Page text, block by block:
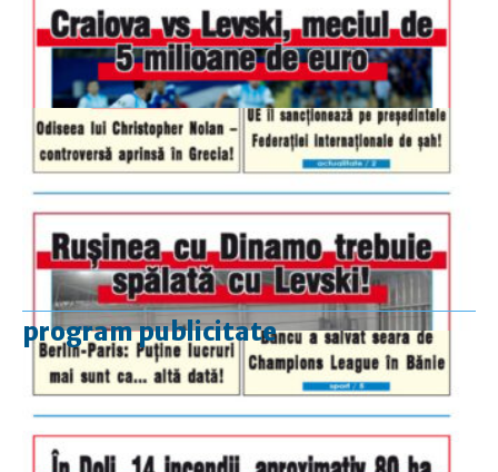
program publicitate
luni-vineri
9.00 - 17.00
duminică
9.00 - 12.00